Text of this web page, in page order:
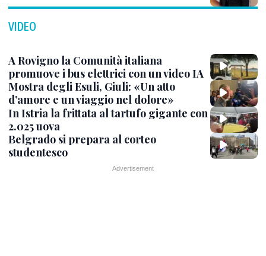
VIDEO
A Rovigno la Comunità italiana
promuove i bus elettrici con un video IA
Mostra degli Esuli, Giuli: «Un atto
d’amore e un viaggio nel dolore»
In Istria la frittata al tartufo gigante con
2.025 uova
Belgrado si prepara al corteo
studentesco